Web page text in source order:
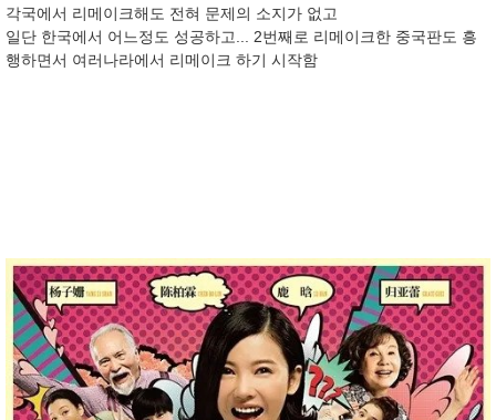
각국에서 리메이크해도 전혀 문제의 소지가 없고
일단 한국에서 어느정도 성공하고... 2번째로 리메이크한 중국판도 흥
행하면서 여러나라에서 리메이크 하기 시작함